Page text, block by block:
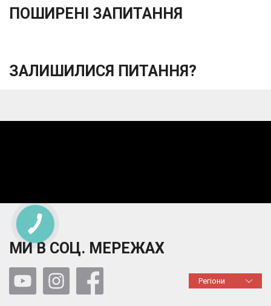
ПОШИРЕНІ ЗАПИТАННЯ
ЗАЛИШИЛИСЯ ПИТАННЯ?
МИ В СОЦ. МЕРЕЖАХ
Регіони